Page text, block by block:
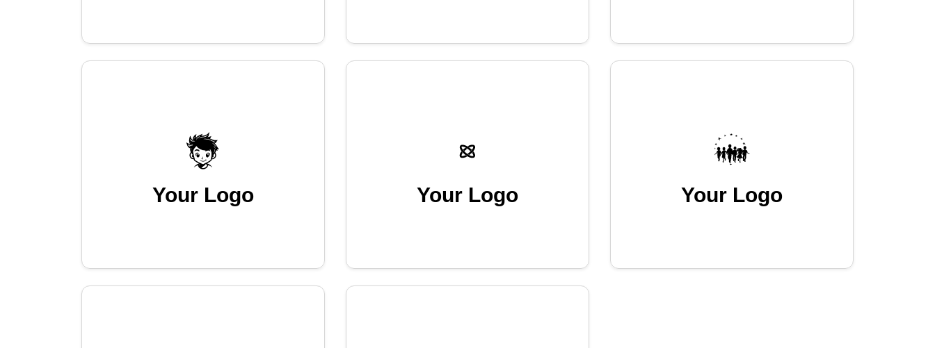
Your Logo Your Logo Your Logo